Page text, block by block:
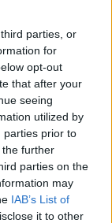
parties, or
for
opt-out
that after your
seeing
utilized by
parties prior to
further
parties on the
may
IAB’s List of
it to other
già fatto il
in carica di
nella